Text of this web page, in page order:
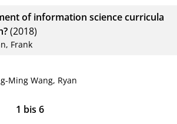
of information science curricula
(2018)
Frank
Ming Wang, Ryan
1 bis 6